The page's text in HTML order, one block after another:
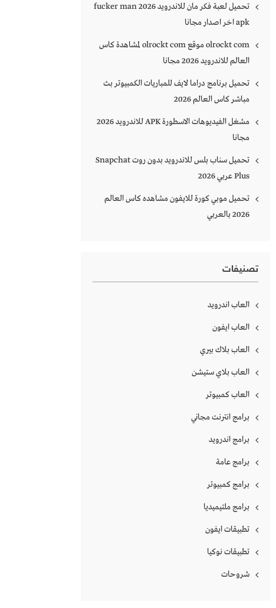
تحميل لعبة فكر مان للاندرويد 2026 fucker man
apk اخر اصدار مجانا
olrockt com موقع olrockt com لمشاهدة كاس
العالم للاندرويد 2026 مجانا
تحميل برنامج دراما لايف للمباريات الكمبيوتر بث
مباشر كاس العالم 2026
مشغل الفيديوهات الاسطورة APK للاندرويد 2026
مجانا
تحميل سناب بلس للاندرويد بدون روت Snapchat
Plus‏ عربي 2026
تحميل موبي كورة للايفون مشاهده كاس العالم
2026 بالعربي
تصنيفات
العاب اندرويد
العاب ايفون
العاب بلاك بيري
العاب بلاي ستيشن
العاب كمبيوتر
برامج انترنت مجاني
برامج اندرويد
برامج عامة
برامج كمبيوتر
برامج ملتيميديا
تطبيقات ايفون
تطبيقات نوكيا
شروحات